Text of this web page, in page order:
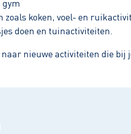
gym
zoals koken, voel- en
doen en tuinactiviteiten.
naar nieuwe activiteiten die bij